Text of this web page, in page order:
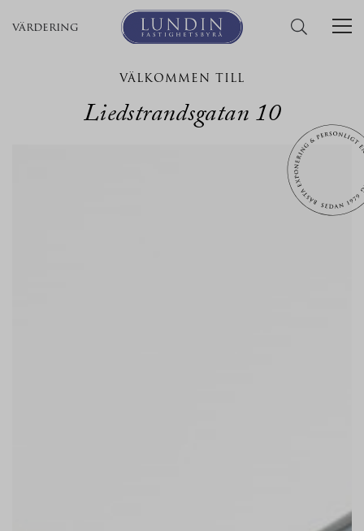
värdering
VÄLKOMMEN TILL
Liedstrandsgatan 10